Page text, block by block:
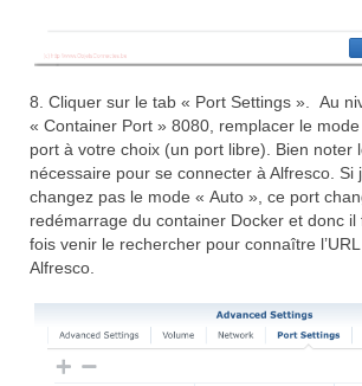
8. Cliquer sur le tab « Port Settings ». Au
« Container Port » 8080, remplacer le
port à votre choix (un port libre). Bien noter
nécessaire pour se connecter à Alfresco. Si
changez pas le mode « Auto », ce port
redémarrage du container Docker et donc il
fois venir le rechercher pour connaître
Alfresco.